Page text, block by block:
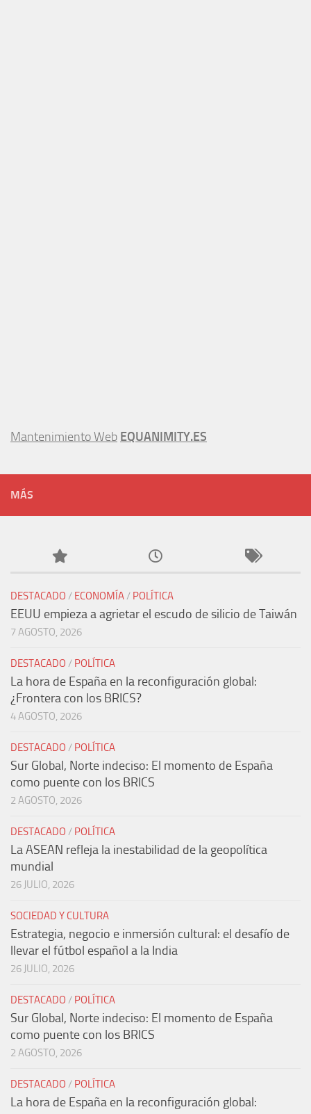
Mantenimiento Web EQUANIMITY.ES
MÁS
DESTACADO / ECONOMÍA/ POLÍTICA
EEUU empieza a agrietar el escudo de silicio de Taiwán
7 AGOSTO, 2026
DESTACADO / POLÍTICA
La hora de España en la reconfiguración global:
¿Frontera con los BRICS?
4 AGOSTO, 2026
DESTACADO / POLÍTICA
Sur Global, Norte indeciso: El momento de España
como puente con los BRICS
2 AGOSTO, 2026
DESTACADO / POLÍTICA
La ASEAN refleja la inestabilidad de la geopolítica
mundial
26 JULIO, 2026
SOCIEDAD Y CULTURA
Estrategia, negocio e inmersión cultural: el desafío de
llevar el fútbol español a la India
26 JULIO, 2026
DESTACADO / POLÍTICA
Sur Global, Norte indeciso: El momento de España
como puente con los BRICS
2 AGOSTO, 2026
DESTACADO / POLÍTICA
La hora de España en la reconfiguración global: